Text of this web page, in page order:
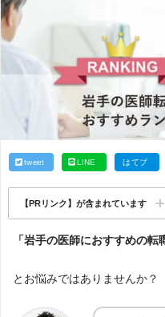
tweet LINE はてブ
【PRリンク】が含まれています
「岩手の医師におすすめの転
とお悩みではありませんか？